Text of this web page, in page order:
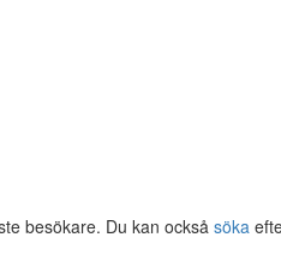
besökare. Du kan också söka